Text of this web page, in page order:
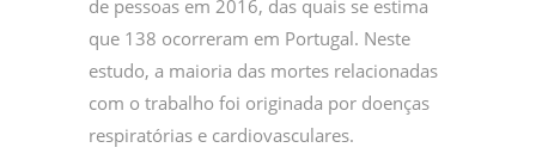
de pessoas em 2016, das quais se estima
que 138 ocorreram em Portugal. Neste
estudo, a maioria das mortes relacionadas
com o trabalho foi originada por doenças
respiratórias e cardiovasculares.